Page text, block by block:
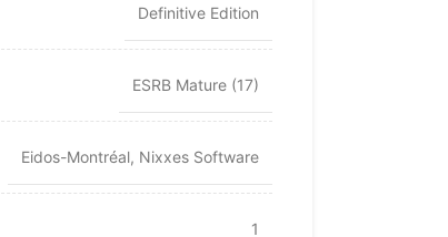
Definitive Edition
ESRB Mature (17)
Eidos-Montréal, Nixxes Software
1